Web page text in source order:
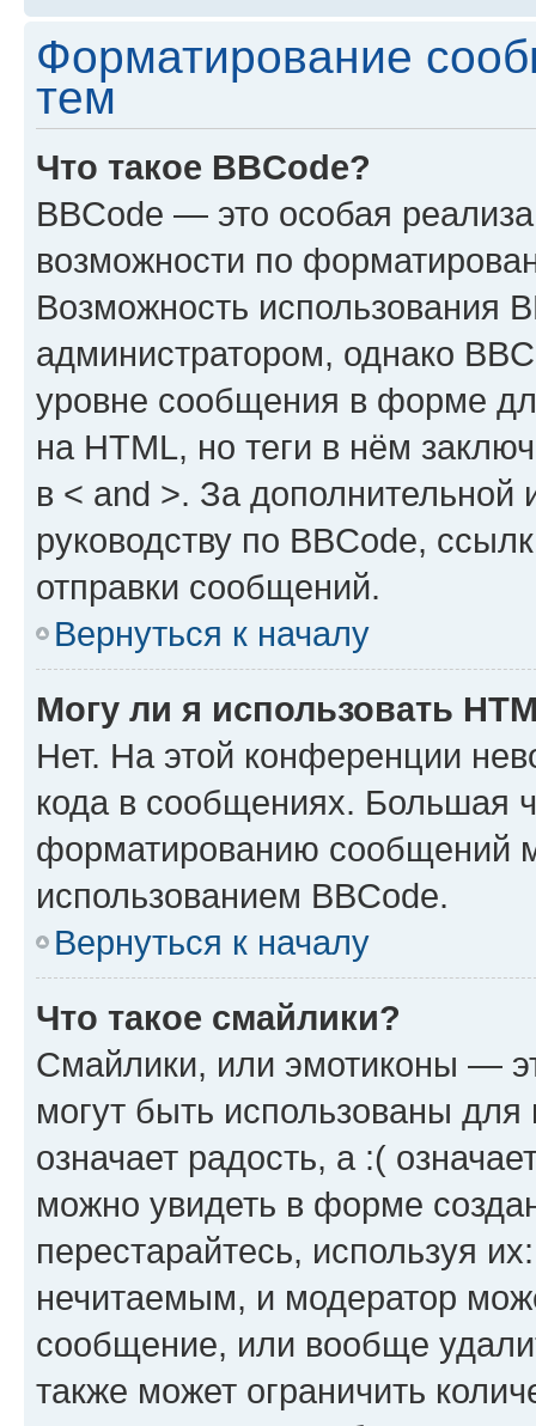
Форматирование
тем
Что такое BBCode?
BBCode — это особая
возможности по
Возможность использования
администратором, однако
уровне сообщения в форме
на HTML, но теги в нём
в < and >. За
руководству по BBCode,
отправки сообщений.
Вернуться к началу
Могу ли я использовать
Нет. На этой конференции
кода в сообщениях. Большая
форматированию сообщений
использованием BBCode.
Вернуться к началу
Что такое смайлики?
Смайлики, или эмотиконы —
могут быть использованы
означает радость, а :(
можно увидеть в форме
перестарайтесь, используя
нечитаемым, и модератор
сообщение, или вообще
также может ограничить